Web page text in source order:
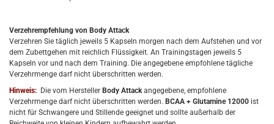
Verzehrempfehlung von Body Attack
Verzehren Sie täglich jeweils 5 Kapseln morgen nach dem Aufstehen und vor
dem Zubettgehen mit reichlich Flüssigkeit. An Trainingstagen jeweils 5
Kapseln vor und nach dem Training. Die angegebene empfohlene tägliche
Verzehrmenge darf nicht überschritten werden.
Hinweis: Die vom Hersteller Body Attackangegebene, empfohlene
Verzehrmenge darf nicht überschritten werden. BCAA + Glutamine 12000 ist
nicht für Schwangere und Stillende geeignet und sollte außerhalb der